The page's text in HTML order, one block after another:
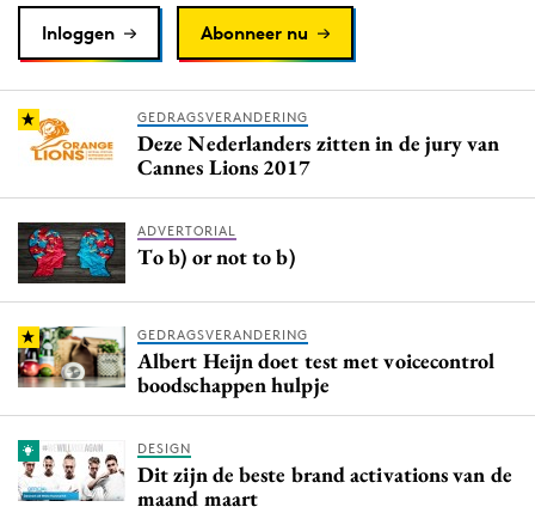
Inloggen Abonneer nu
GEDRAGSVERANDERING
Deze Nederlanders zitten in de jury van
Cannes Lions 2017
ADVERTORIAL
To b) or not to b)
GEDRAGSVERANDERING
Albert Heijn doet test met voicecontrol
boodschappen hulpje
DESIGN
Dit zijn de beste brand activations van de
maand maart